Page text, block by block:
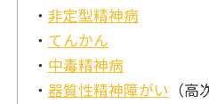
・ 非定型精神病
・ てんかん
・ 中毒精神病
・ 器質性精神障がい （